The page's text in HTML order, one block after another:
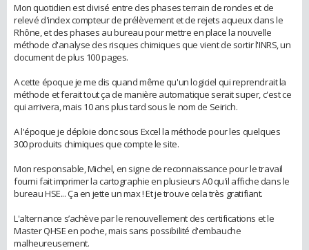
Mon quotidien est divisé entre des phases terrain de rondes et de
relevé d'index compteur de prélèvement et de rejets aqueux dans le
Rhône, et des phases au bureau pour mettre en place la nouvelle
méthode d'analyse des risques chimiques que vient de sortir l'INRS, un
document de plus 100 pages.
A cette époque je me dis quand même qu'un logiciel qui reprendrait la
méthode et ferait tout ça de manière automatique serait super, c'est ce
qui arrivera, mais 10 ans plus tard sous le nom de Seirich.
A l'époque je déploie donc sous Excel la méthode pour les quelques
300 produits chimiques que compte le site.
Mon responsable, Michel, en signe de reconnaissance pour le travail
fourni fait imprimer la cartographie en plusieurs A0 qu'il affiche dans le
bureau HSE... Ça en jette un max ! Et je trouve cela très gratifiant.
L'alternance s’achève par le renouvellement des certifications et le
Master QHSE en poche, mais sans possibilité d'embauche
malheureusement.